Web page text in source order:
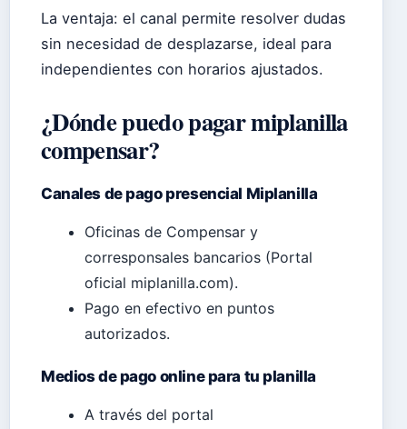
La ventaja: el canal permite resolver dudas
sin necesidad de desplazarse, ideal para
independientes con horarios ajustados.
¿Dónde puedo pagar miplanilla
compensar?
Canales de pago presencial Miplanilla
Oficinas de Compensar y
corresponsales bancarios (Portal
oficial miplanilla.com).
Pago en efectivo en puntos
autorizados.
Medios de pago online para tu planilla
A través del portal